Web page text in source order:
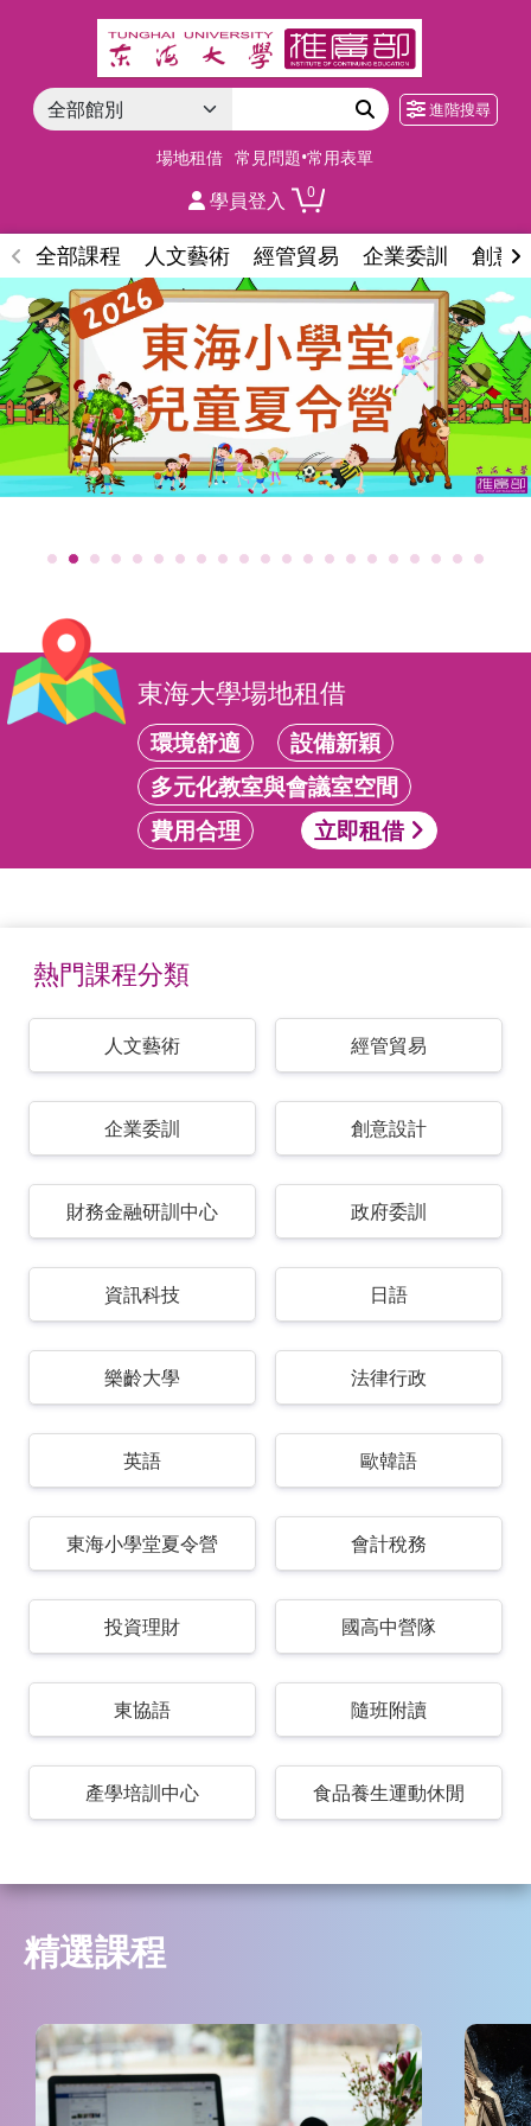
進階搜尋
場地租借 常見問題•常用表單
學員登入 0
全部課程 人文藝術 經管貿易 企業委訓 創意
東海大學場地租借
環境舒適
設備新穎
多元化教室與會議室空間
費用合理
立即租借
熱門課程分類
人文藝術 經管貿易
企業委訓 創意設計
財務金融研訓中心 政府委訓
資訊科技 日語
樂齡大學 法律行政
英語 歐韓語
東海小學堂夏令營 會計稅務
投資理財 國高中營隊
東協語 隨班附讀
產學培訓中心 食品養生運動休閒
精選課程